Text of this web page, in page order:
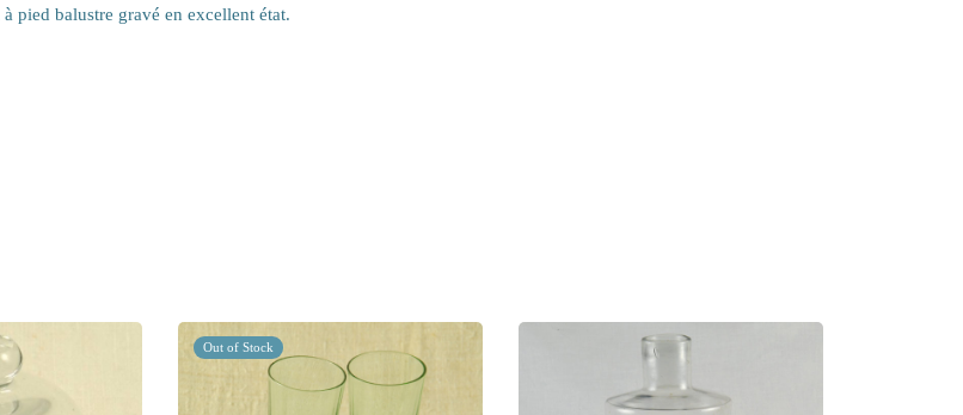
pied balustre gravé en excellent état.
Out of Stock